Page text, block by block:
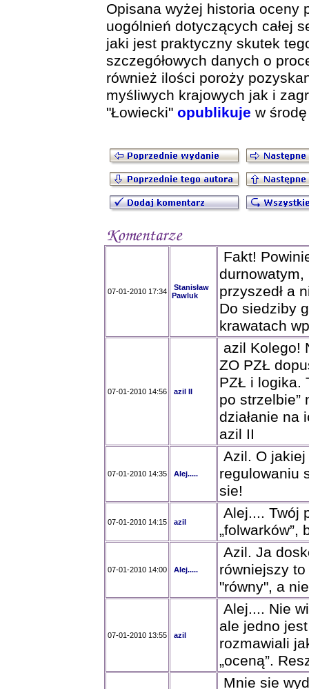
Opisana wyżej historia oceny
uogólnień dotyczących całej
jaki jest praktyczny skutek
szczegółowych danych o
również ilości poroży
myśliwych krajowych jak i
"Łowiecki" opublikuje w
07-01-2010 17:34
Stanisław
Pawluk
Fakt!
durnowatym,
przyszedł a
Do siedziby
krawatach
07-01-2010 14:56 azil II
azil Kolego!
ZO PZŁ
PZŁ i logika.
po strzelbie”
działanie na
azil II
07-01-2010 14:35 Alej.....
Azil. O
regulowaniu
sie!
07-01-2010 14:15 azil
Alej.... Twój
„folwarków”,
07-01-2010 14:00 Alej.....
Azil. Ja
równiejszy
"równy", a
07-01-2010 13:55 azil
Alej.... Nie
ale jedno
rozmawiali
„oceną”.
Mnie sie